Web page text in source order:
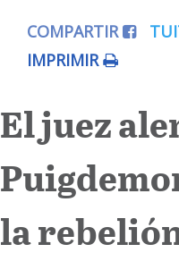
Editorial
Colaboradores
Internacional
Cultura
COMPARTIR
IMPRIMIR
El juez
la